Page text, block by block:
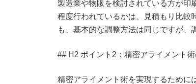
製造業や物販を検討されている方が印
程度行われているかは、見積もり比較
も、基本的な調整方法は同じですが、
## H2 ポイント2：精密アライメント
精密アライメント術を実現するために